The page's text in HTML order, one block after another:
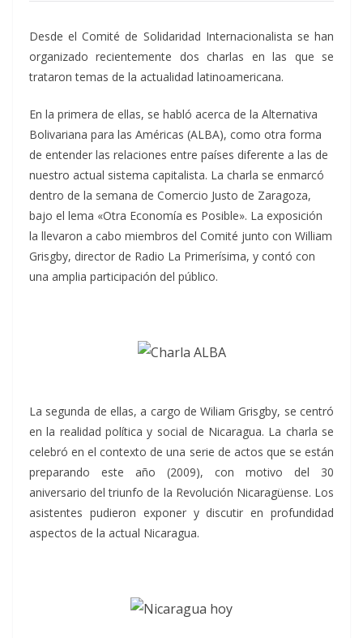
Desde el Comité de Solidaridad Internacionalista se han
organizado recientemente dos charlas en las que se
trataron temas de la actualidad latinoamericana.
En la primera de ellas, se habló acerca de la Alternativa
Bolivariana para las Américas (ALBA), como otra forma
de entender las relaciones entre países diferente a las de
nuestro actual sistema capitalista. La charla se enmarcó
dentro de la semana de Comercio Justo de Zaragoza,
bajo el lema «Otra Economía es Posible». La exposición
la llevaron a cabo miembros del Comité junto con William
Grisgby, director de Radio La Primerísima, y contó con
una amplia participación del público.
La segunda de ellas, a cargo de Wiliam Grisgby, se centró
en la realidad política y social de Nicaragua. La charla se
celebró en el contexto de una serie de actos que se están
preparando este año (2009), con motivo del 30
aniversario del triunfo de la Revolución Nicaragüense. Los
asistentes pudieron exponer y discutir en profundidad
aspectos de la actual Nicaragua.